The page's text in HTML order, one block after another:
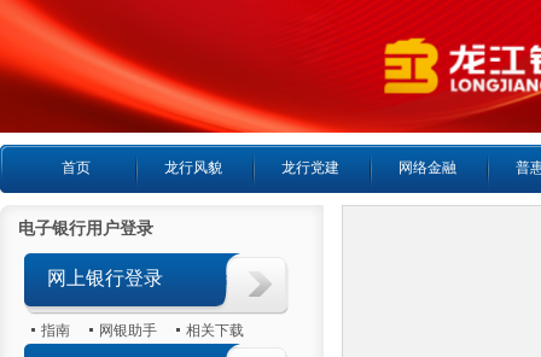
首页 龙行风貌 龙行党建 网络金融 普
电子银行用户登录
网上银行登录
指南 网银助手 相关下载